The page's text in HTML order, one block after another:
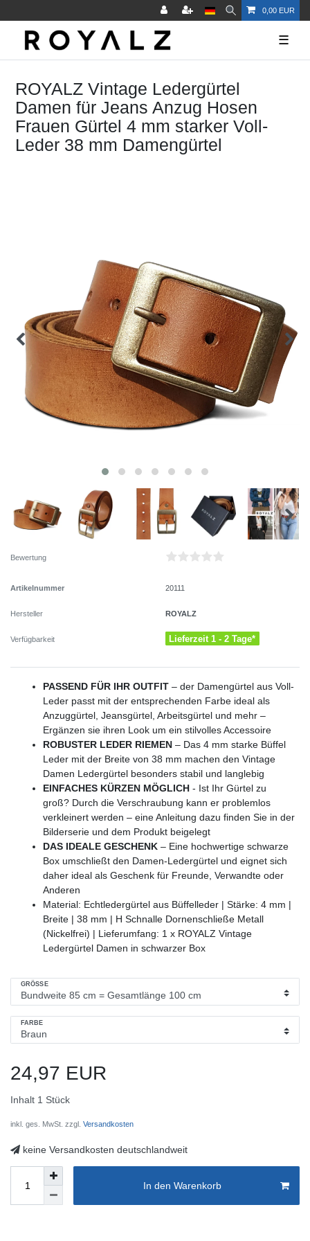
0,00 EUR
☰
ROYALZ Vintage Ledergürtel
Damen für Jeans Anzug Hosen
Frauen Gürtel 4 mm starker Voll-
Leder 38 mm Damengürtel
Bewertung
Artikelnummer 20111
Hersteller ROYALZ
Verfügbarkeit Lieferzeit 1 - 2 Tage*
PASSEND FÜR IHR OUTFIT – der Damengürtel aus Voll-
Leder passt mit der entsprechenden Farbe ideal als
Anzuggürtel, Jeansgürtel, Arbeitsgürtel und mehr –
Ergänzen sie ihren Look um ein stilvolles Accessoire
ROBUSTER LEDER RIEMEN – Das 4 mm starke Büffel
Leder mit der Breite von 38 mm machen den Vintage
Damen Ledergürtel besonders stabil und langlebig
EINFACHES KÜRZEN MÖGLICH - Ist Ihr Gürtel zu
groß? Durch die Verschraubung kann er problemlos
verkleinert werden – eine Anleitung dazu finden Sie in der
Bilderserie und dem Produkt beigelegt
DAS IDEALE GESCHENK – Eine hochwertige schwarze
Box umschließt den Damen-Ledergürtel und eignet sich
daher ideal als Geschenk für Freunde, Verwandte oder
Anderen
Material: Echtledergürtel aus Büffelleder | Stärke: 4 mm |
Breite | 38 mm | H Schnalle Dornenschließe Metall
(Nickelfrei) | Lieferumfang: 1 x ROYALZ Vintage
Ledergürtel Damen in schwarzer Box
GRÖSSE
FARBE
24,97 EUR
Inhalt 1 Stück
inkl. ges. MwSt. zzgl. Versandkosten
keine Versandkosten deutschlandweit
In den Warenkorb